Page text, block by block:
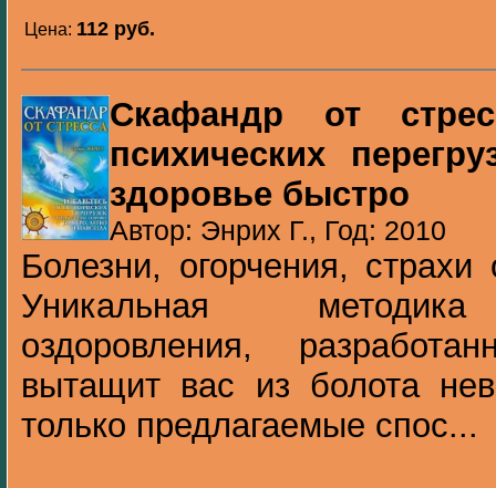
Цена: 112 pуб.
Скафандр от
психических
здоровье быстро
Автор: Энрих Г., Год: 2010
Болезни, огорчения, страхи
Уникальная методика
оздоровления,
вытащит вас из болота
только предлагаемые спос...